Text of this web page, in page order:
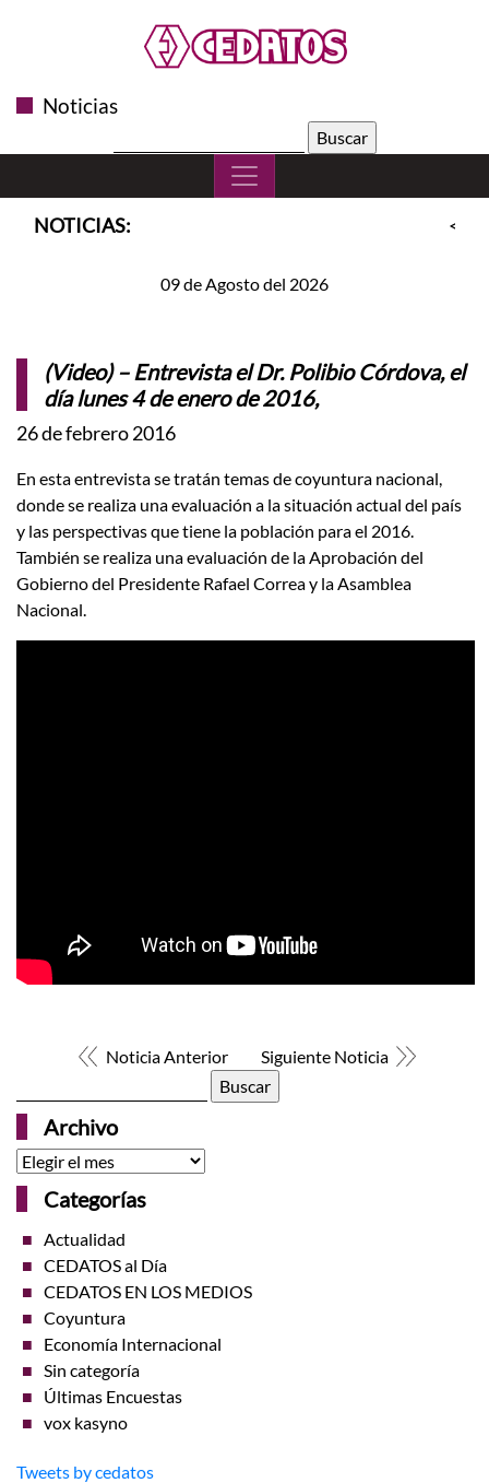
Noticias
NOTICIAS: <<
09 de Agosto del 2026
(Video) – Entrevista el Dr. Polibio Córdova, el
día lunes 4 de enero de 2016,
26 de febrero 2016
En esta entrevista se tratán temas de coyuntura nacional,
donde se realiza una evaluación a la situación actual del país
y las perspectivas que tiene la población para el 2016.
También se realiza una evaluación de la Aprobación del
Gobierno del Presidente Rafael Correa y la Asamblea
Nacional.
Noticia Anterior
Siguiente Noticia
Archivo
Archivo
Categorías
Actualidad
CEDATOS al Día
CEDATOS EN LOS MEDIOS
Coyuntura
Economía Internacional
Sin categoría
Últimas Encuestas
vox kasyno
Tweets by cedatos